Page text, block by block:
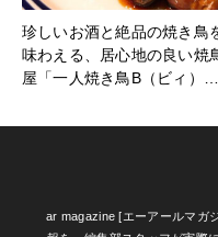
珍しいお酒と絶品の焼き鳥
味わえる、居心地の良い焼
屋「一人焼き鳥B（ビィ）…
ar magazine [エーアールマガ